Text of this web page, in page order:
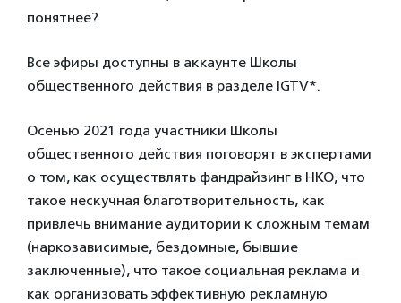
понятнее?
Все эфиры доступны в аккаунте Школы
общественного действия в разделе IGTV*.
Осенью 2021 года участники Школы
общественного действия поговорят в экспертами
о том, как осуществлять фандрайзинг в НКО, что
такое нескучная благотворительность, как
привлечь внимание аудитории к сложным темам
(наркозависимые, бездомные, бывшие
заключенные), что такое социальная реклама и
как организовать эффективную рекламную